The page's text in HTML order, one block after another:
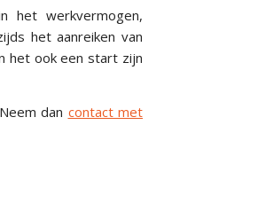
het werkvermogen,
het aanreiken van
het ook een start zijn
dan contact met